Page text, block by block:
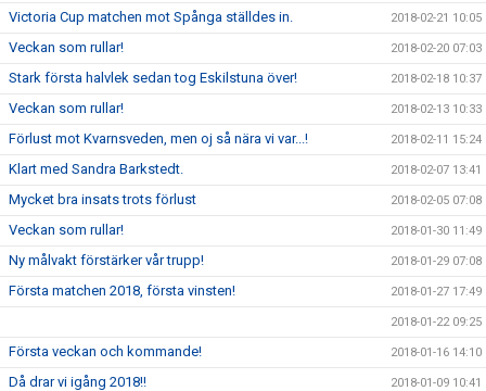
Victoria Cup matchen mot Spånga ställdes in. 2018-02-21 10:05
Veckan som rullar! 2018-02-20 07:03
Stark första halvlek sedan tog Eskilstuna över! 2018-02-18 10:37
Veckan som rullar! 2018-02-13 10:33
Förlust mot Kvarnsveden, men oj så nära vi var...! 2018-02-11 15:24
Klart med Sandra Barkstedt. 2018-02-07 13:41
Mycket bra insats trots förlust 2018-02-05 07:08
Veckan som rullar! 2018-01-30 11:49
Ny målvakt förstärker vår trupp! 2018-01-29 07:08
Första matchen 2018, första vinsten! 2018-01-27 17:49
2018-01-22 09:25
Första veckan och kommande! 2018-01-16 14:10
Då drar vi igång 2018!! 2018-01-09 10:41